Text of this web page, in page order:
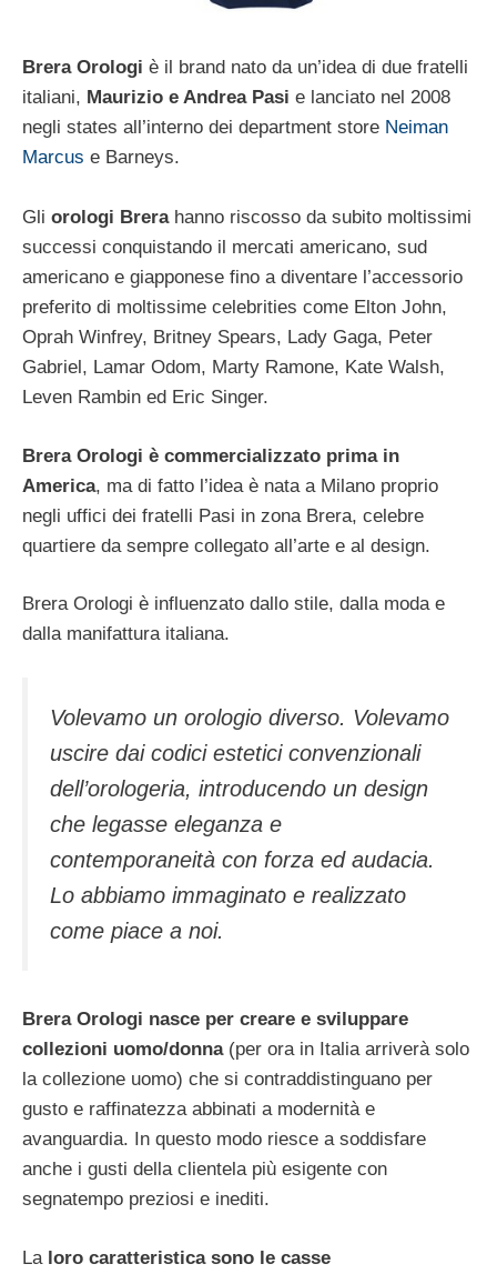
Brera Orologi è il brand nato da un’idea di due fratelli
italiani, Maurizio e Andrea Pasi e lanciato nel 2008
negli states all’interno dei department store Neiman
Marcus e Barneys.
Gli orologi Brera hanno riscosso da subito moltissimi
successi conquistando il mercati americano, sud
americano e giapponese fino a diventare l’accessorio
preferito di moltissime celebrities come Elton John,
Oprah Winfrey, Britney Spears, Lady Gaga, Peter
Gabriel, Lamar Odom, Marty Ramone, Kate Walsh,
Leven Rambin ed Eric Singer.
Brera Orologi è commercializzato prima in
America, ma di fatto l’idea è nata a Milano proprio
negli uffici dei fratelli Pasi in zona Brera, celebre
quartiere da sempre collegato all’arte e al design.
Brera Orologi è influenzato dallo stile, dalla moda e
dalla manifattura italiana.
Volevamo un orologio diverso. Volevamo
uscire dai codici estetici convenzionali
dell’orologeria, introducendo un design
che legasse eleganza e
contemporaneità con forza ed audacia.
Lo abbiamo immaginato e realizzato
come piace a noi.
Brera Orologi nasce per creare e sviluppare
collezioni uomo/donna (per ora in Italia arriverà solo
la collezione uomo) che si contraddistinguano per
gusto e raffinatezza abbinati a modernità e
avanguardia. In questo modo riesce a soddisfare
anche i gusti della clientela più esigente con
segnatempo preziosi e inediti.
La loro caratteristica sono le casse